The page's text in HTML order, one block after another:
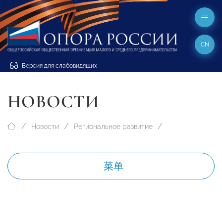
Версия для слабовидящих
CN
НОВОСТИ
Новости Региональное развитие
菜单